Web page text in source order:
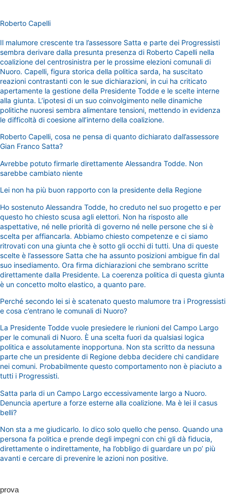
Roberto Capelli
Il malumore crescente tra l’assessore Satta e parte dei Progressisti
sembra derivare dalla presunta presenza di Roberto Capelli nella
coalizione del centrosinistra per le prossime elezioni comunali di
Nuoro. Capelli, figura storica della politica sarda, ha suscitato
reazioni contrastanti con le sue dichiarazioni, in cui ha criticato
apertamente la gestione della Presidente Todde e le scelte interne
alla giunta. L’ipotesi di un suo coinvolgimento nelle dinamiche
politiche nuoresi sembra alimentare tensioni, mettendo in evidenza
le difficoltà di coesione all’interno della coalizione.
Roberto Capelli, cosa ne pensa di quanto dichiarato dall’assessore
Gian Franco Satta?
Avrebbe potuto firmarle direttamente Alessandra Todde. Non
sarebbe cambiato niente
Lei non ha più buon rapporto con la presidente della Regione
Ho sostenuto Alessandra Todde, ho creduto nel suo progetto e per
questo ho chiesto scusa agli elettori. Non ha risposto alle
aspettative, né nelle priorità di governo né nelle persone che si è
scelta per affiancarla. Abbiamo chiesto competenze e ci siamo
ritrovati con una giunta che è sotto gli occhi di tutti. Una di queste
scelte è l’assessore Satta che ha assunto posizioni ambigue fin dal
suo insediamento. Ora firma dichiarazioni che sembrano scritte
direttamente dalla Presidente. La coerenza politica di questa giunta
è un concetto molto elastico, a quanto pare.
Perché secondo lei si è scatenato questo malumore tra i Progressisti
e cosa c’entrano le comunali di Nuoro?
La Presidente Todde vuole presiedere le riunioni del Campo Largo
per le comunali di Nuoro. È una scelta fuori da qualsiasi logica
politica e assolutamente inopportuna. Non sta scritto da nessuna
parte che un presidente di Regione debba decidere chi candidare
nei comuni. Probabilmente questo comportamento non è piaciuto a
tutti i Progressisti.
Satta parla di un Campo Largo eccessivamente largo a Nuoro.
Denuncia aperture a forze esterne alla coalizione. Ma è lei il casus
belli?
Non sta a me giudicarlo. Io dico solo quello che penso. Quando una
persona fa politica e prende degli impegni con chi gli dà fiducia,
direttamente o indirettamente, ha l’obbligo di guardare un po’ più
avanti e cercare di prevenire le azioni non positive.
prova